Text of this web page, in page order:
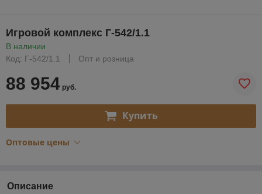
Игровой комплекс Г-542/1.1
В наличии
Код: Г-542/1.1
Опт и розница
88 954 руб.
Купить
Оптовые цены
Описание